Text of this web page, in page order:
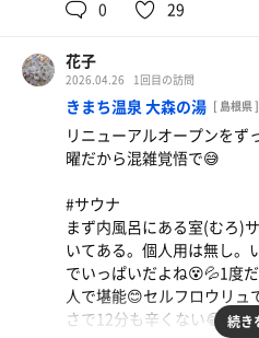
位置を変えれば大丈夫かも…
ご褒美サウナにはもってこ
(あくまでも私には)
水着着用サウナは寒くなる
ど、ここの2階ならゆっく
てみたいです…😊
た～😍💓
6セットくらいしたのかな？
堪能させていただきました
×3。個人用マットはないの
り離れている。珍しい…見
たらいい感じのスチームサ
ませんでした。ドライサウ
(開けにくい)と思うのは私
#水風呂
15～16℃の深い水風呂。近
すい😊
#休憩スペース
露天への動線は遠くてちょ
だけど、荷物置き場を通っ
0 29
花子
2026.04.26 1回目の訪問
きまち温泉 大森の湯 [ 島根県 ]
リニューアルオープンをず
曜だから混雑覚悟で😅
#サウナ
まず内風呂にある室(むろ)
いてある。個人用は無し。
でいっぱいだよね😵💦1度
人で堪能😊セルフロウリュ
さで12分も辛くない😂 続き